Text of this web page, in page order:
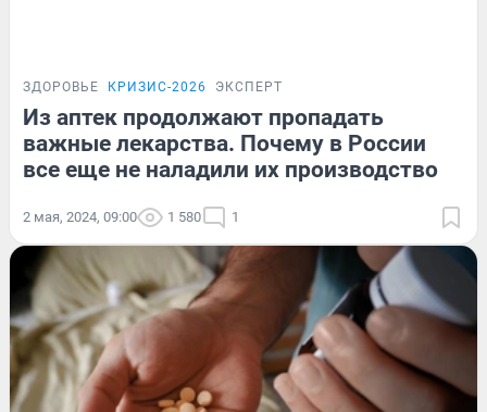
ЗДОРОВЬЕ КРИЗИС-2026 ЭКСПЕРТ
Из аптек продолжают пропадать
важные лекарства. Почему в России
все еще не наладили их производство
2 мая, 2024, 09:00 1 580 1